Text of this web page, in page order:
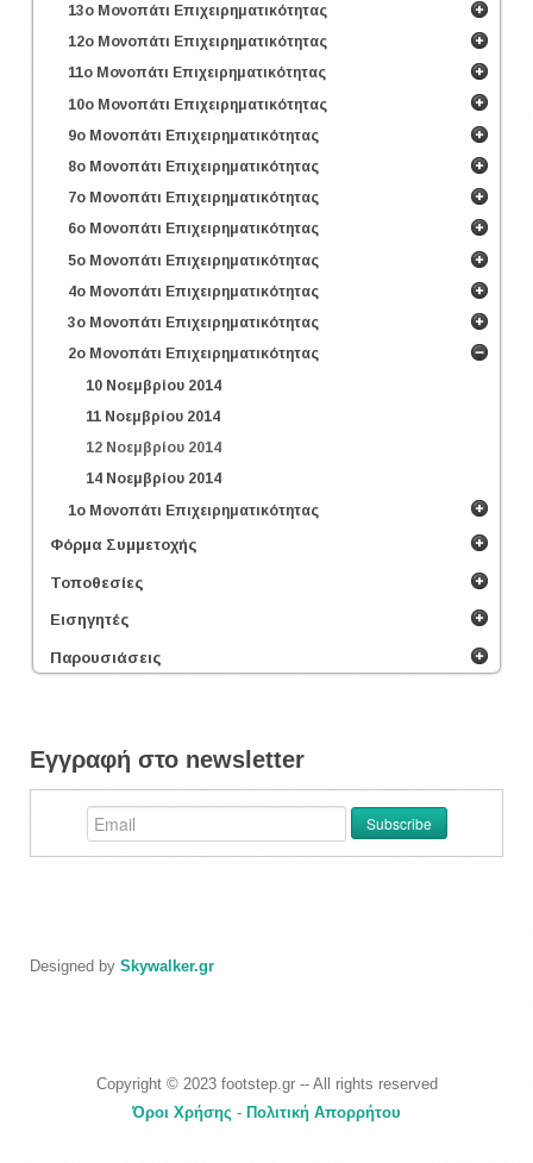
13ο Μονοπάτι Επιχειρηματικότητας
12ο Μονοπάτι Επιχειρηματικότητας
11ο Μονοπάτι Επιχειρηματικότητας
10ο Μονοπάτι Επιχειρηματικότητας
9ο Μονοπάτι Επιχειρηματικότητας
8ο Μονοπάτι Επιχειρηματικότητας
7ο Μονοπάτι Επιχειρηματικότητας
6ο Μονοπάτι Επιχειρηματικότητας
5ο Μονοπάτι Επιχειρηματικότητας
4ο Μονοπάτι Επιχειρηματικότητας
3ο Μονοπάτι Επιχειρηματικότητας
2ο Μονοπάτι Επιχειρηματικότητας
10 Νοεμβρίου 2014
11 Νοεμβρίου 2014
12 Νοεμβρίου 2014
14 Νοεμβρίου 2014
1ο Μονοπάτι Επιχειρηματικότητας
Φόρμα Συμμετοχής
Τοποθεσίες
Εισηγητές
Παρουσιάσεις
Εγγραφή στο newsletter
Designed by Skywalker.gr
Copyright © 2023 footstep.gr -- All rights reserved
Όροι Χρήσης - Πολιτική Απορρήτου